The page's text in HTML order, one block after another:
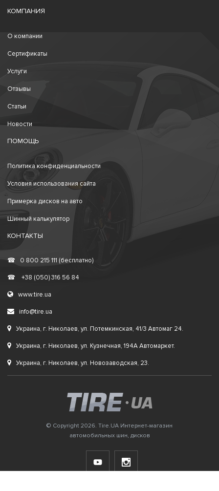
КОМПАНИЯ
О компании
Сертификаты
Услуги
Отзывы
Статьи
Новости
ПОМОЩЬ
Политика конфиденциальности
Условия использования сайта
Примерка дисков на авто
Шинный калькулятор
КОНТАКТЫ
☎ 0 800 215 111 (бесплатно)
☎ +38 (050) 316 56 84
www.tire.ua
info@tire.ua
Украина, г. Николаев, ул. Потемкинская, 41/3 Автомаг 24.
Украина, г. Николаев, ул. Кузнечная, 194А Автомаркет.
Украина, г. Николаев, ул. Новозаводская, 23.
© Copyright 2026. Tire.UA Интернет-магазин
автомобильных шин, дисков